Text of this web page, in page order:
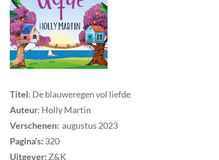
Titel: De blauweregen vol liefde
Auteur: Holly Martin
Verschenen: augustus 2023
Pagina’s: 320
Uitgever: Z&K